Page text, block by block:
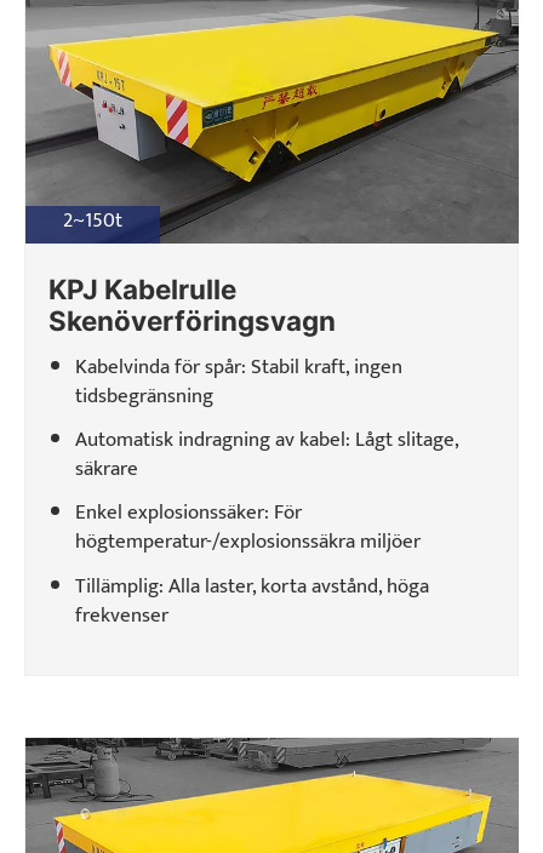
Projekt
Bloggar
Nyheter
Applikationer
Om oss
Kontakta oss
2~150t
KPJ Kabelrulle
Skenöverföringsvagn
Kabelvinda för spår: Stabil kraft, ingen
tidsbegränsning
Automatisk indragning av kabel: Lågt slitage,
säkrare
Enkel explosionssäker: För
högtemperatur-/explosionssäkra miljöer
Tillämplig: Alla laster, korta avstånd, höga
frekvenser